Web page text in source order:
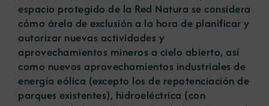
espacio protegido de la Red Natura se considera
cómo árela de exclusión a la hora de planificar y
autorizar nuevas actividades y
aprovechamientos mineros a cielo abierto, así
como nuevos aprovechamientos industriales de
energía eólica (excepto los de repotenciación de
parques existentes), hidroeléctrica (con